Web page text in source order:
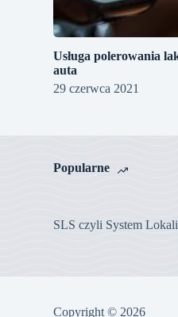
Usługa polerowania
auta
29 czerwca 2021
Popularne
SLS czyli System
Copyright © 2026